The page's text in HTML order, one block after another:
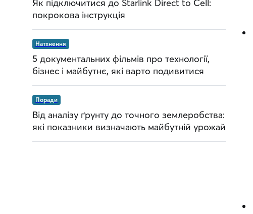
Як підключитися до Starlink Direct to Cell:
покрокова інструкція
Натхнення
5 документальних фільмів про технології,
бізнес і майбутнє, які варто подивитися
Поради
Від аналізу ґрунту до точного землеробства:
які показники визначають майбутній урожай